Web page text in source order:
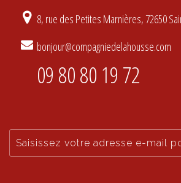
8, rue des Petites Marnières, 72650
bonjour@compagniedelahousse.com
09 80 80 19 72